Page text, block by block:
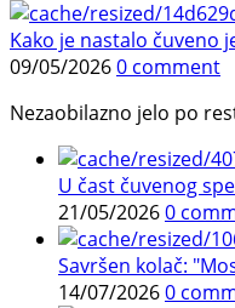
Kako je nastalo čuveno
09/05/20260 comment
Nezaobilazno jelo po
U čast čuvenog
21/05/20260
Savršen kolač:
14/07/20260